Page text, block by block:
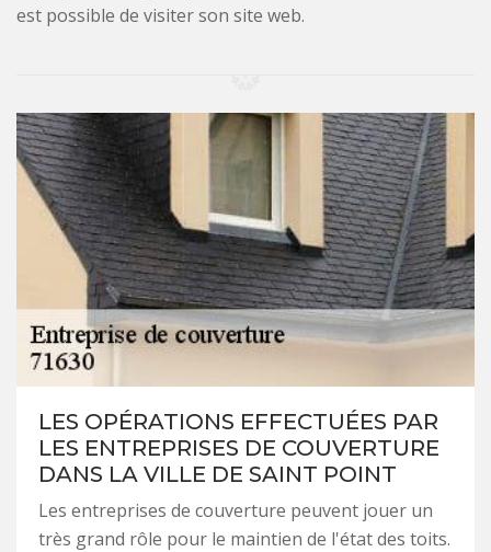
est possible de visiter son site web.
LES OPÉRATIONS EFFECTUÉES PAR
LES ENTREPRISES DE COUVERTURE
DANS LA VILLE DE SAINT POINT
Les entreprises de couverture peuvent jouer un
très grand rôle pour le maintien de l'état des toits.